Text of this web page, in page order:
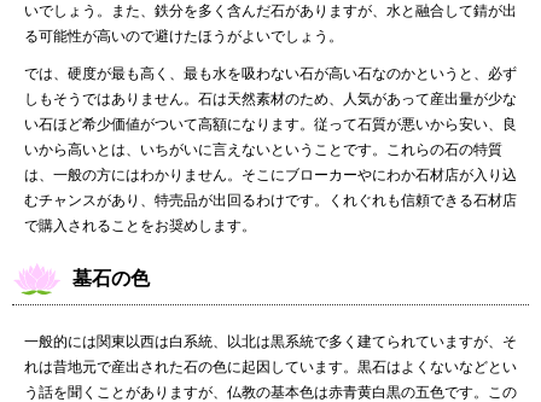
いでしょう。また、鉄分を多く含んだ石がありますが、水と融合して錆が出
る可能性が高いので避けたほうがよいでしょう。
では、硬度が最も高く、最も水を吸わない石が高い石なのかというと、必ず
しもそうではありません。石は天然素材のため、人気があって産出量が少な
い石ほど希少価値がついて高額になります。従って石質が悪いから安い、良
いから高いとは、いちがいに言えないということです。これらの石の特質
は、一般の方にはわかりません。そこにブローカーやにわか石材店が入り込
むチャンスがあり、特売品が出回るわけです。くれぐれも信頼できる石材店
で購入されることをお奨めします。
墓石の色
一般的には関東以西は白系統、以北は黒系統で多く建てられていますが、そ
れは昔地元で産出された石の色に起因しています。黒石はよくないなどとい
う話を聞くことがありますが、仏教の基本色は赤青黄白黒の五色です。この